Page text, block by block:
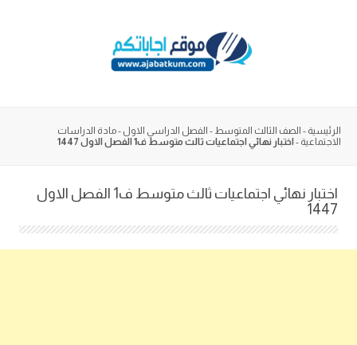
الرئيسية - الصف الثالث المتوسط - الفصل الدراسي الاول -مادة الدراسات
الاجتماعية - اختبار نهائي اجتماعيات ثالث متوسط ف1 الفصل الاول 1447
اختبار نهائي اجتماعيات ثالث متوسط ف1 الفصل الاول
1447